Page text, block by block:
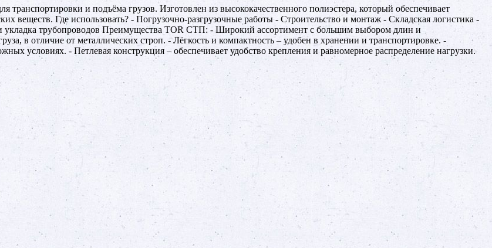
и подъёма грузов. Изготовлен из высококачественного полиэстера, который обеспечивает
веществ. Где использовать? - Погрузочно-разгрузочные работы - Строительство и монтаж - Складская логистика -
укладка трубопроводов Преимущества TOR СТП: - Широкий ассортимент с большим выбором длин и
в отличие от металлических строп. - Лёгкость и компактность – удобен в хранении и транспортировке. -
условиях. - Петлевая конструкция – обеспечивает удобство крепления и равномерное распределение нагрузки.